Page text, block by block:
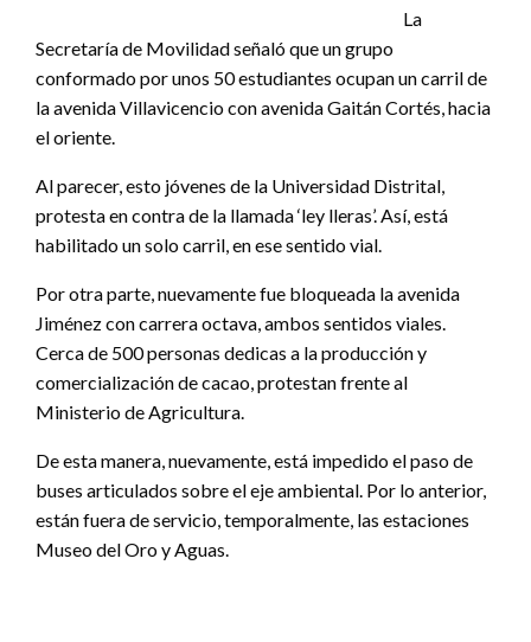
La
Secretaría de Movilidad señaló que un grupo
conformado por unos 50 estudiantes ocupan un carril de
la avenida Villavicencio con avenida Gaitán Cortés, hacia
el oriente.
Al parecer, esto jóvenes de la Universidad Distrital,
protesta en contra de la llamada ‘ley lleras’. Así, está
habilitado un solo carril, en ese sentido vial.
Por otra parte, nuevamente fue bloqueada la avenida
Jiménez con carrera octava, ambos sentidos viales.
Cerca de 500 personas dedicas a la producción y
comercialización de cacao, protestan frente al
Ministerio de Agricultura.
De esta manera, nuevamente, está impedido el paso de
buses articulados sobre el eje ambiental. Por lo anterior,
están fuera de servicio, temporalmente, las estaciones
Museo del Oro y Aguas.